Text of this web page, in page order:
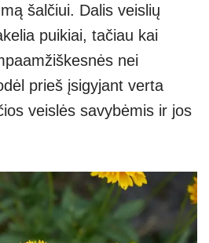
šalčiui. Dalis veislių
puikiai, tačiau kai
nei
prieš įsigyjant verta
veislės savybėmis ir jos